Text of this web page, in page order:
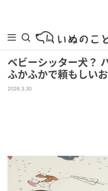
ベビーシッター犬？
ふかふかで頼もしい
2026.3.30